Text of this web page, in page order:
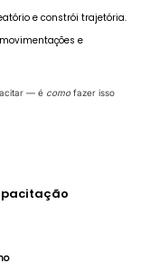
e constrói trajetória.
e
— é comofazer isso